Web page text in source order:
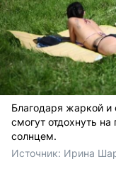
Благодаря жаркой
смогут отдохнуть
солнцем.
Источник: Ирина